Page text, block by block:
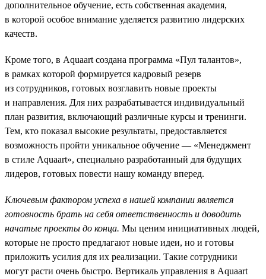
дополнительное обучение, есть собственная академия,
в которой особое внимание уделяется развитию лидерских
качеств.
Кроме того, в Aquaart создана программа «Пул талантов»,
в рамках которой формируется кадровый резерв
из сотрудников, готовых возглавить новые проекты
и направления. Для них разрабатывается индивидуальный
план развития, включающий различные курсы и тренинги.
Тем, кто показал высокие результаты, предоставляется
возможность пройти уникальное обучение — «Менеджмент
в стиле Aquaart», специально разработанный для будущих
лидеров, готовых повести нашу команду вперед.
Ключевым фактором успеха в нашей компании является
готовность брать на себя ответственность и доводить
начатые проекты до конца. Мы ценим инициативных людей,
которые не просто предлагают новые идеи, но и готовы
приложить усилия для их реализации. Такие сотрудники
могут расти очень быстро. Вертикаль управления в Aquaart